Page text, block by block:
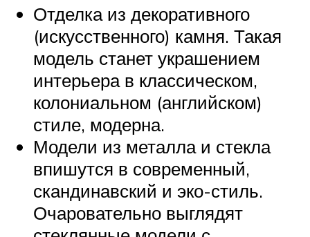
Отделка из декоративного
(искусственного) камня. Такая
модель станет украшением
интерьера в классическом,
колониальном (английском)
стиле, модерна.
Модели из металла и стекла
впишутся в современный,
скандинавский и эко-стиль.
Очаровательно выглядят